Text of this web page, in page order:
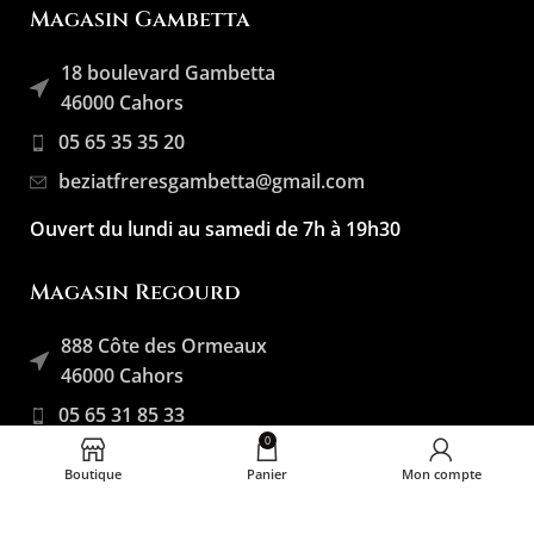
Magasin Gambetta
18 boulevard Gambetta
46000 Cahors
05 65 35 35 20
beziatfreresgambetta@gmail.com
Ouvert du lundi au samedi de 7h à 19h30
Magasin Regourd
888 Côte des Ormeaux
46000 Cahors
05 65 31 85 33
beziatfreresregourd@gmail.com
Boutique
0
Panier Mon compte